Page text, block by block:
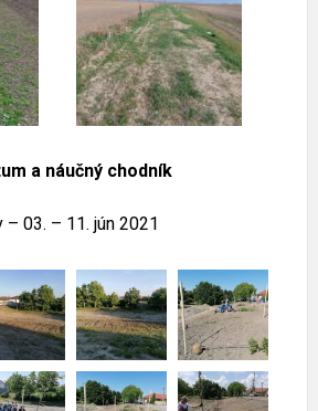
a náučný chodník
03. – 11. jún 2021